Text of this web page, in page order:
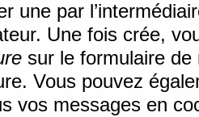
une par
Une fois crée,
sur le formulaire de
Vous pouvez
vos messages en